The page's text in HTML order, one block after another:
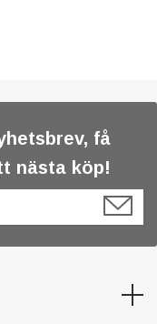
få
nästa köp!